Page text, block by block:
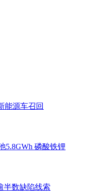
能源车召回
5.8GWh 磷酸铁锂
半数缺陷线索